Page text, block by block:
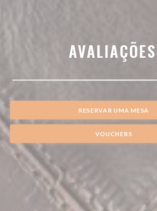
AVALIAÇÕES
RESERVAR UMA MESA
VOUCHERS